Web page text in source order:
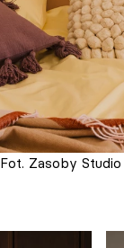
Fot. Zasoby Studio